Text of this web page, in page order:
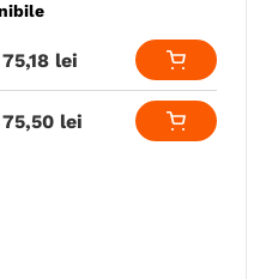
75,18 lei
75,50 lei